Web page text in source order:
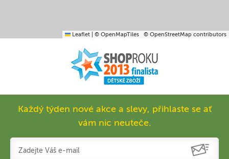
Leaflet © OpenMapTiles © OpenStreetMap contributors
Každý týden nové akce a slevy, přihlaste se ať
vám nic neuteče.